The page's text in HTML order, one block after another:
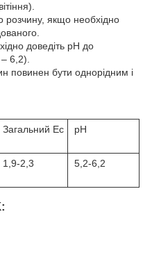
розчину, якщо необхідно
доведіть pH до
6,2).
повинен бути однорідним і
Загальний Ec pH
1,9-2,3 5,2-6,2